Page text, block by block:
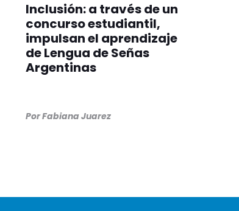
Inclusión: a través de un
concurso estudiantil,
impulsan el aprendizaje
de Lengua de Señas
Argentinas
PorFabiana Juarez